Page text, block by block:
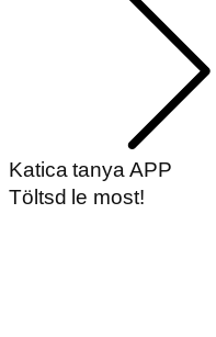
Katica tanya APP
Töltsd le most!